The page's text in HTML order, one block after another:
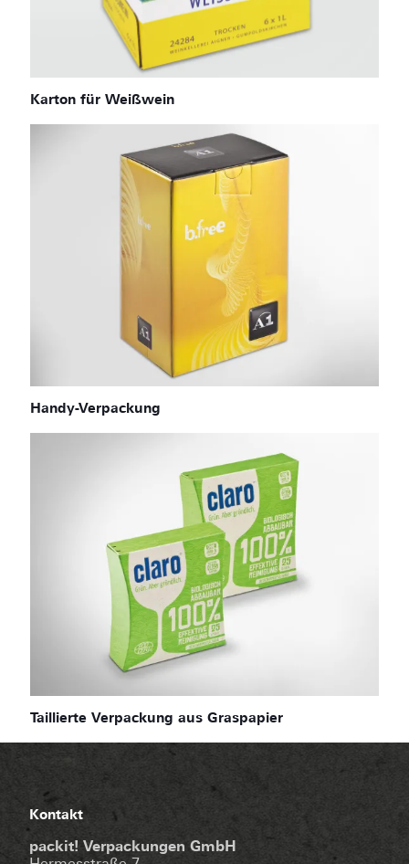
Karton für Weißwein
Handy-Verpackung
Taillierte Verpackung aus Graspapier
Kontakt
packit! Verpackungen GmbH